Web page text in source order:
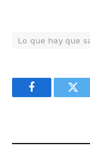
Lo que hay que
Facebook